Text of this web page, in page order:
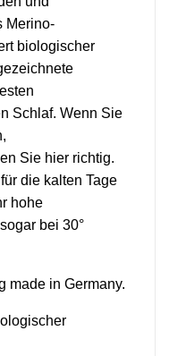
Merino-
biologischer
Schlaf. Wenn Sie
Sie hier richtig.
die kalten Tage
hohe
bei 30°
made in Germany.